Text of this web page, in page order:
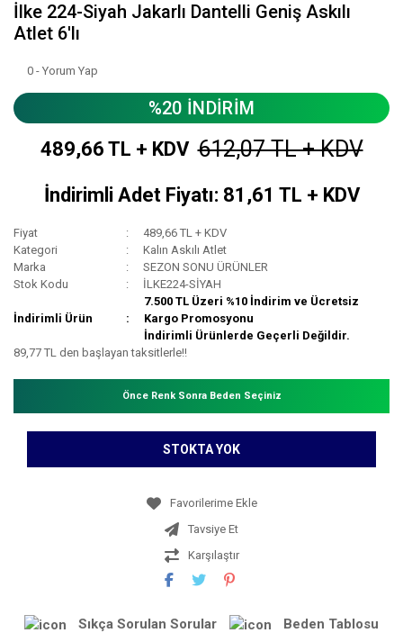
İlke 224-Siyah Jakarlı Dantelli Geniş Askılı
Atlet 6'lı
0 - Yorum Yap
%20 İNDİRİM
489,66 TL + KDV 612,07 TL + KDV
İndirimli Adet Fiyatı: 81,61 TL + KDV
Fiyat
489,66 TL + KDV
Kategori
Kalın Askılı Atlet
Marka
SEZON SONU ÜRÜNLER
Stok Kodu
İLKE224-SİYAH
İndirimli Ürün
7.500 TL Üzeri %10 İndirim ve Ücretsiz
Kargo Promosyonu
İndirimli Ürünlerde Geçerli Değildir.
89,77 TL den başlayan taksitlerle!!
Önce Renk Sonra Beden Seçiniz
STOKTA YOK
Tavsiye Et
Karşılaştır
Sıkça Sorulan Sorular Beden Tablosu